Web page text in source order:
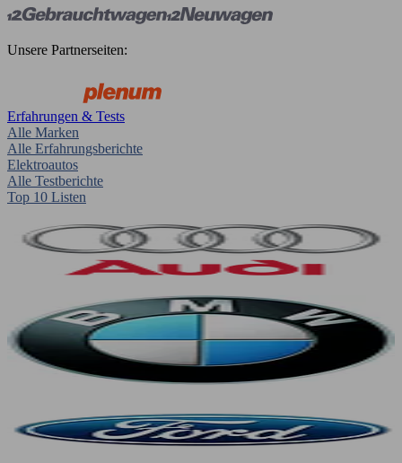
Unsere Partnerseiten:
Erfahrungen & Tests
Alle Marken
Alle Erfahrungsberichte
Elektroautos
Alle Testberichte
Top 10 Listen